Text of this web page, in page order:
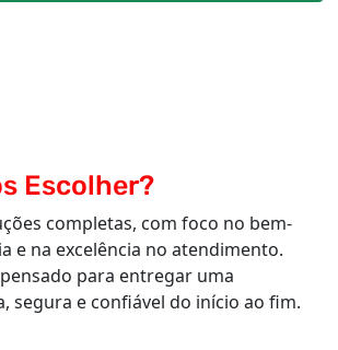
Escolher?
completas, com foco no bem-
e na excelência no atendimento.
para entregar uma
segura e confiável do início ao fim.